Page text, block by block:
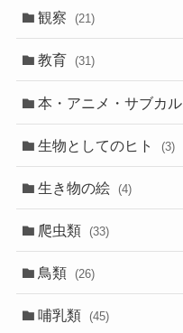
観察 (21)
教育 (31)
本・アニメ・サブカル
生物としてのヒト (3)
生き物の絵 (4)
爬虫類 (33)
鳥類 (26)
哺乳類 (45)